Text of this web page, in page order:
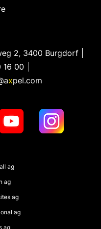
2, 3400 Burgdorf
16 00
xpel.com
ag
ag
ag
ag
ag